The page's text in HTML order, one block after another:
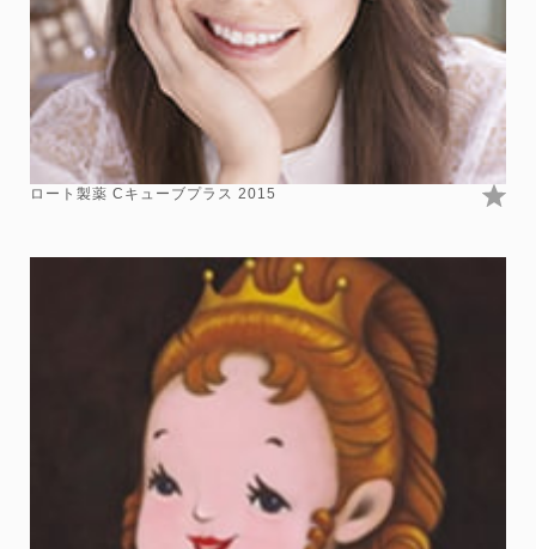
ロート製薬 Cキューブプラス 2015